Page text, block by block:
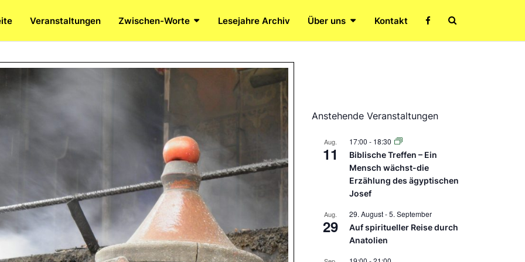
Veranstaltungen Zwischen-Worte Lesejahre Archiv Über uns Kontakt
Search
Anstehende Veranstaltungen
Aug.
11
17:00 - 18:30
Biblische Treffen – Ein
Mensch wächst-die
Erzählung des ägyptischen
Josef
Aug.
29
29. August-5. September
Auf spiritueller Reise durch
Anatolien